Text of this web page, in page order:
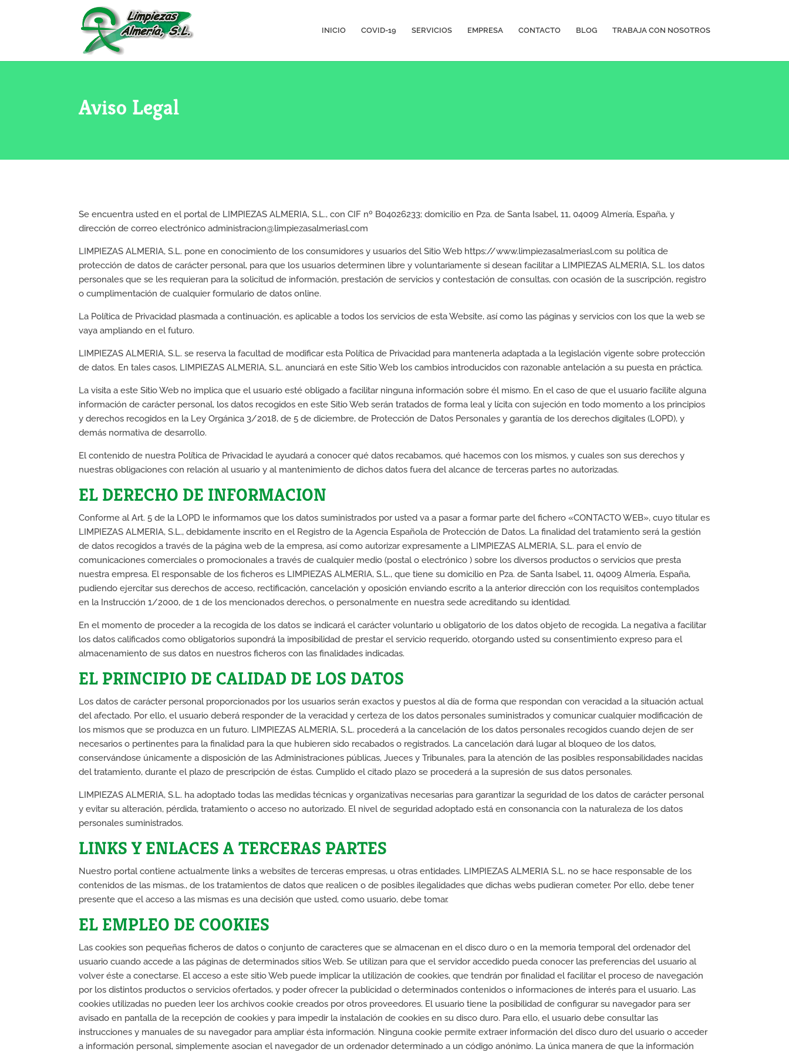
INICIO COVID-19 SERVICIOS EMPRESA CONTACTO BLOG TRABAJA CON NOSOTROS
Aviso Legal
Se encuentra usted en el portal de LIMPIEZAS ALMERIA, S.L., con CIF nº B04026233; domicilio en Pza. de Santa Isabel, 11, 04009 Almería, España, y
dirección de correo electrónico administracion@limpiezasalmeriasl.com
LIMPIEZAS ALMERIA, S.L. pone en conocimiento de los consumidores y usuarios del Sitio Web https://www.limpiezasalmeriasl.com su política de
protección de datos de carácter personal, para que los usuarios determinen libre y voluntariamente si desean facilitar a LIMPIEZAS ALMERIA, S.L. los datos
personales que se les requieran para la solicitud de información, prestación de servicios y contestación de consultas, con ocasión de la suscripción, registro
o cumplimentación de cualquier formulario de datos online.
La Política de Privacidad plasmada a continuación, es aplicable a todos los servicios de esta Website, así como las páginas y servicios con los que la web se
vaya ampliando en el futuro.
LIMPIEZAS ALMERIA, S.L. se reserva la facultad de modificar esta Política de Privacidad para mantenerla adaptada a la legislación vigente sobre protección
de datos. En tales casos, LIMPIEZAS ALMERIA, S.L. anunciará en este Sitio Web los cambios introducidos con razonable antelación a su puesta en práctica.
La visita a este Sitio Web no implica que el usuario esté obligado a facilitar ninguna información sobre él mismo. En el caso de que el usuario facilite alguna
información de carácter personal, los datos recogidos en este Sitio Web serán tratados de forma leal y lícita con sujeción en todo momento a los principios
y derechos recogidos en la Ley Orgánica 3/2018, de 5 de diciembre, de Protección de Datos Personales y garantía de los derechos digitales (LOPD), y
demás normativa de desarrollo.
El contenido de nuestra Política de Privacidad le ayudará a conocer qué datos recabamos, qué hacemos con los mismos, y cuales son sus derechos y
nuestras obligaciones con relación al usuario y al mantenimiento de dichos datos fuera del alcance de terceras partes no autorizadas.
EL DERECHO DE INFORMACION
Conforme al Art. 5 de la LOPD le informamos que los datos suministrados por usted va a pasar a formar parte del fichero «CONTACTO WEB», cuyo titular es
LIMPIEZAS ALMERIA, S.L., debidamente inscrito en el Registro de la Agencia Española de Protección de Datos. La finalidad del tratamiento será la gestión
de datos recogidos a través de la página web de la empresa, así como autorizar expresamente a LIMPIEZAS ALMERIA, S.L. para el envío de
comunicaciones comerciales o promocionales a través de cualquier medio (postal o electrónico ) sobre los diversos productos o servicios que presta
nuestra empresa. El responsable de los ficheros es LIMPIEZAS ALMERIA, S.L., que tiene su domicilio en Pza. de Santa Isabel, 11, 04009 Almería, España,
pudiendo ejercitar sus derechos de acceso, rectificación, cancelación y oposición enviando escrito a la anterior dirección con los requisitos contemplados
en la Instrucción 1/2000, de 1 de los mencionados derechos, o personalmente en nuestra sede acreditando su identidad.
En el momento de proceder a la recogida de los datos se indicará el carácter voluntario u obligatorio de los datos objeto de recogida. La negativa a facilitar
los datos calificados como obligatorios supondrá la imposibilidad de prestar el servicio requerido, otorgando usted su consentimiento expreso para el
almacenamiento de sus datos en nuestros ficheros con las finalidades indicadas.
EL PRINCIPIO DE CALIDAD DE LOS DATOS
Los datos de carácter personal proporcionados por los usuarios serán exactos y puestos al día de forma que respondan con veracidad a la situación actual
del afectado. Por ello, el usuario deberá responder de la veracidad y certeza de los datos personales suministrados y comunicar cualquier modificación de
los mismos que se produzca en un futuro. LIMPIEZAS ALMERIA, S.L. procederá a la cancelación de los datos personales recogidos cuando dejen de ser
necesarios o pertinentes para la finalidad para la que hubieren sido recabados o registrados. La cancelación dará lugar al bloqueo de los datos,
conservándose únicamente a disposición de las Administraciones públicas, Jueces y Tribunales, para la atención de las posibles responsabilidades nacidas
del tratamiento, durante el plazo de prescripción de éstas. Cumplido el citado plazo se procederá a la supresión de sus datos personales.
LIMPIEZAS ALMERIA, S.L. ha adoptado todas las medidas técnicas y organizativas necesarias para garantizar la seguridad de los datos de carácter personal
y evitar su alteración, pérdida, tratamiento o acceso no autorizado. El nivel de seguridad adoptado está en consonancia con la naturaleza de los datos
personales suministrados.
LINKS Y ENLACES A TERCERAS PARTES
Nuestro portal contiene actualmente links a websites de terceras empresas, u otras entidades. LIMPIEZAS ALMERIA S.L. no se hace responsable de los
contenidos de las mismas., de los tratamientos de datos que realicen o de posibles ilegalidades que dichas webs pudieran cometer. Por ello, debe tener
presente que el acceso a las mismas es una decisión que usted, como usuario, debe tomar.
EL EMPLEO DE COOKIES
Las cookies son pequeñas ficheros de datos o conjunto de caracteres que se almacenan en el disco duro o en la memoria temporal del ordenador del
usuario cuando accede a las páginas de determinados sitios Web. Se utilizan para que el servidor accedido pueda conocer las preferencias del usuario al
volver éste a conectarse. El acceso a este sitio Web puede implicar la utilización de cookies, que tendrán por finalidad el facilitar el proceso de navegación
por los distintos productos o servicios ofertados, y poder ofrecer la publicidad o determinados contenidos o informaciones de interés para el usuario. Las
cookies utilizadas no pueden leer los archivos cookie creados por otros proveedores. El usuario tiene la posibilidad de configurar su navegador para ser
avisado en pantalla de la recepción de cookies y para impedir la instalación de cookies en su disco duro. Para ello, el usuario debe consultar las
instrucciones y manuales de su navegador para ampliar ésta información. Ninguna cookie permite extraer información del disco duro del usuario o acceder
a información personal, simplemente asocian el navegador de un ordenador determinado a un código anónimo. La única manera de que la información